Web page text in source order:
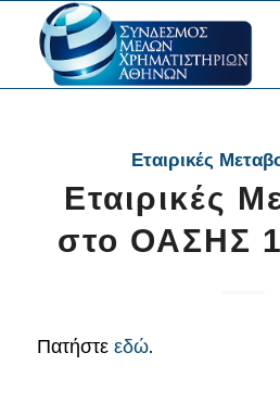
Εταιρικές
Εταιρικές
στο ΟΑΣΗΣ
Πατήστε εδώ.